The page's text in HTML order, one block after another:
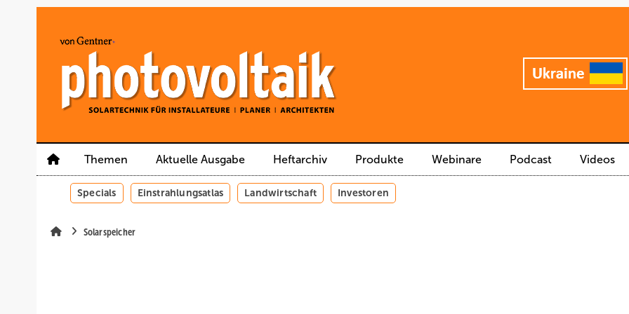
Themen Aktuelle Ausgabe Heftarchiv Produkte Webinare Podcast Videos
Specials Einstrahlungsatlas Landwirtschaft Investoren
Solarspeicher